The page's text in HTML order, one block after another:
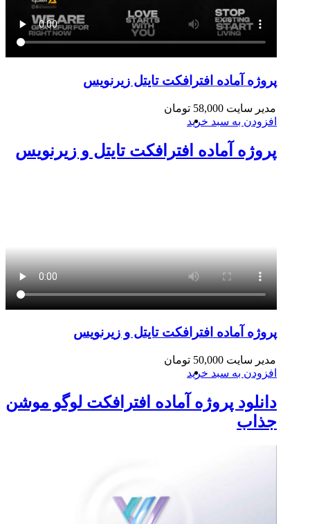
پروژه آماده افترافکت تایتل زیرنویس
مدیر سایت 58,000 تومان
افزودن به سبد خرید
پروژه آماده افترافکت تایتل و زیرنویس
پروژه آماده افترافکت تایتل و زیرنویس
مدیر سایت 50,000 تومان
افزودن به سبد خرید
دانلود پروژه آماده افترافکت لوگو موشن
جذاب